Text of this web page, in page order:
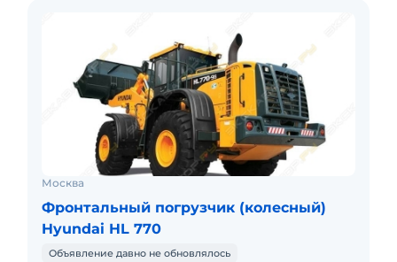
Москва
Фронтальный погрузчик (колесный)
Hyundai HL 770
Объявление давно не обновлялось